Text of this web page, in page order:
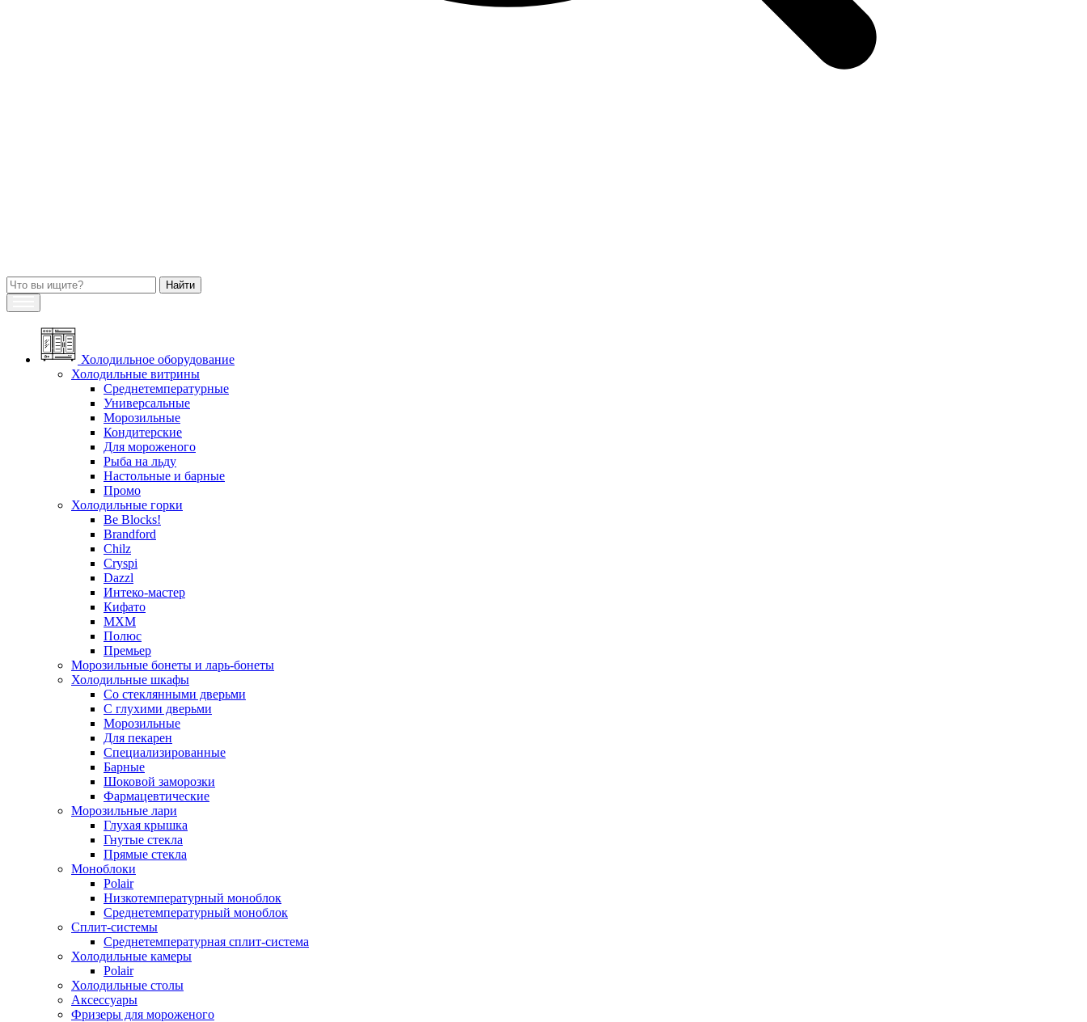
Холодильное оборудование
Холодильные витрины
Среднетемпературные
Универсальные
Морозильные
Кондитерские
Для мороженого
Рыба на льду
Настольные и барные
Промо
Холодильные горки
Be Blocks!
Brandford
Chilz
Cryspi
Dazzl
Интеко-мастер
Кифато
МХМ
Полюс
Премьер
Морозильные бонеты и ларь-бонеты
Холодильные шкафы
Со стеклянными дверьми
С глухими дверьми
Морозильные
Для пекарен
Специализированные
Барные
Шоковой заморозки
Фармацевтические
Морозильные лари
Глухая крышка
Гнутые стекла
Прямые стекла
Моноблоки
Polair
Низкотемпературный моноблок
Среднетемпературный моноблок
Сплит-системы
Среднетемпературная сплит-система
Холодильные камеры
Polair
Холодильные столы
Аксессуары
Фризеры для мороженого